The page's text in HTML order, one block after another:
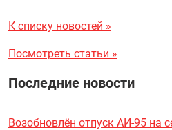
К списку новостей »
Посмотреть статьи »
Последние новости
Возобновлён отпуск АИ-95